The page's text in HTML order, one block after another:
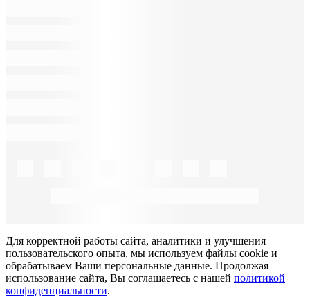
Для корректной работы сайта, аналитики и улучшения
пользовательского опыта, мы используем файлы cookie и
обрабатываем Ваши персональные данные. Продолжая
использование сайта, Вы соглашаетесь с нашей политикой
конфиденциальности.